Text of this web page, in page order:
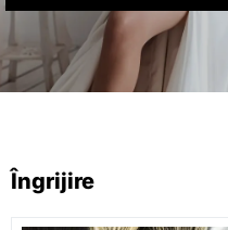
Îngrijire